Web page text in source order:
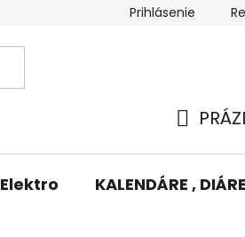
Výmena
Prihlásenie
KOŠÍK
Elektro KALENDÁRE ,